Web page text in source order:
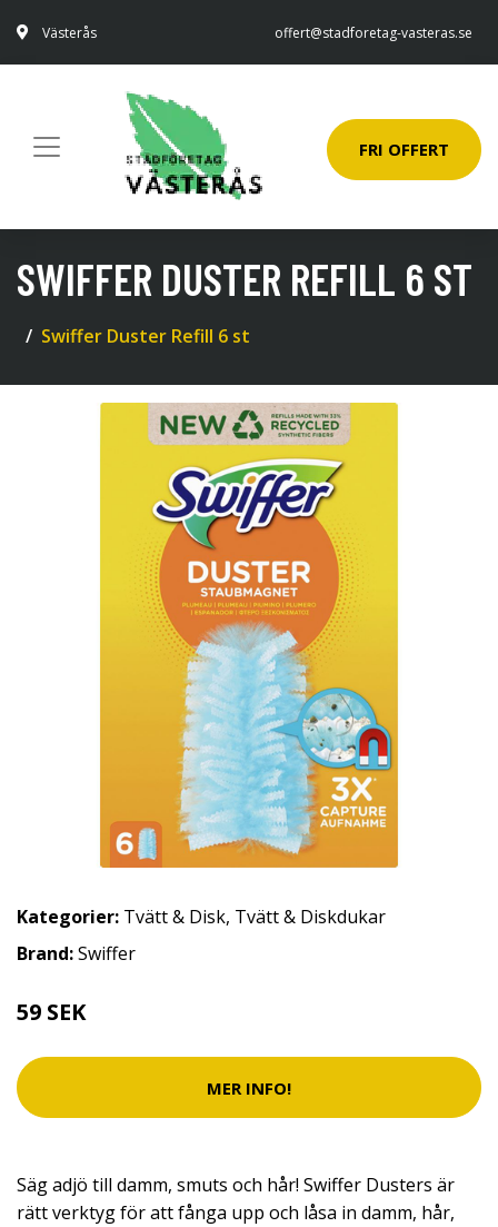
Västerås offert@stadforetag-vasteras.se
FRI OFFERT
SWIFFER DUSTER REFILL 6 ST
Swiffer Duster Refill 6 st
Kategorier: Tvätt & Disk, Tvätt & Diskdukar
Brand:Swiffer
59 SEK
MER INFO!
Säg adjö till damm, smuts och hår! Swiffer Dusters är
rätt verktyg för att fånga upp och låsa in damm, hår,